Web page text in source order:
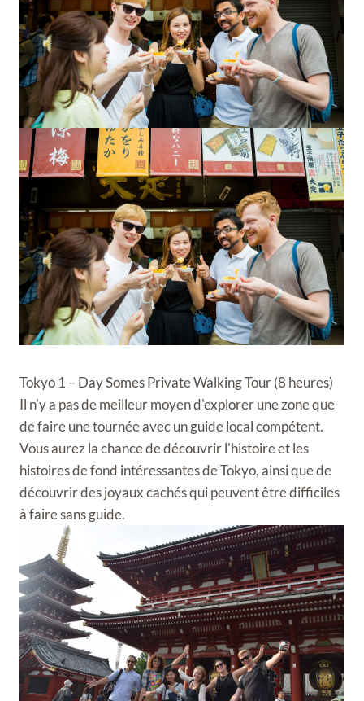
Tokyo 1 – Day Somes Private Walking Tour (8 heures)
Il n'y a pas de meilleur moyen d'explorer une zone que
de faire une tournée avec un guide local compétent.
Vous aurez la chance de découvrir l'histoire et les
histoires de fond intéressantes de Tokyo, ainsi que de
découvrir des joyaux cachés qui peuvent être difficiles
à faire sans guide.